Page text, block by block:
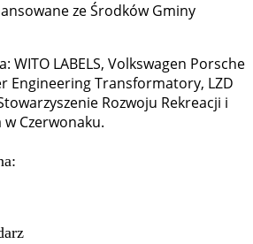
ze Środków Gminy
WITO LABELS, Volkswagen Porsche
Engineering Transformatory, LZD
Rozwoju Rekreacji i
Czerwonaku.